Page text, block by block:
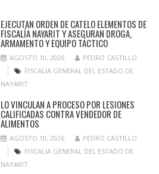
EJECUTAN ORDEN DE CATELO ELEMENTOS DE
FISCALÍA NAYARIT Y ASEGURAN DROGA,
ARMAMENTO Y EQUIPO TÁCTICO
AGOSTO 10, 2026
PEDRO CASTILLO
FISCALIA GENERAL DEL ESTADO DE
NAYARIT
LO VINCULAN A PROCESO POR LESIONES
CALIFICADAS CONTRA VENDEDOR DE
ALIMENTOS
AGOSTO 10, 2026
PEDRO CASTILLO
FISCALIA GENERAL DEL ESTADO DE
NAYARIT